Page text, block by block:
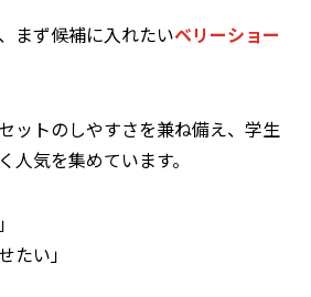
まず候補に入れたいベリーショー
ットのしやすさを兼ね備え、学生
人気を集めています。
たい」